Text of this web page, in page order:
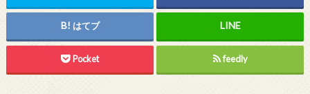
はてブ
Pocket feedly